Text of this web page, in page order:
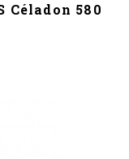
Céladon 580